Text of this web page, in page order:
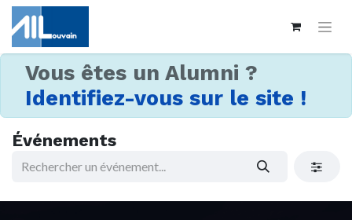
Vous êtes un Alumni ?
Identifiez-vous sur le site !
Événements